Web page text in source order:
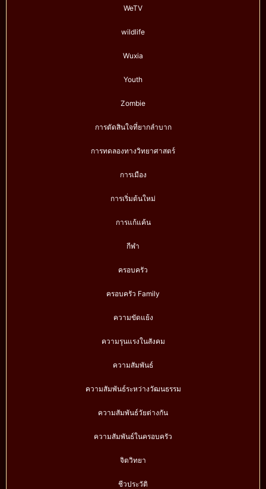
WeTV
wildlife
Wuxia
Youth
Zombie
การตัดสินใจที่ยากลำบาก
การทดลองทางวิทยาศาสตร์
การเมือง
การเริ่มต้นใหม่
การแก้แค้น
กีฬา
ครอบครัว
ครอบครัว Family
ความขัดแย้ง
ความรุนแรงในสังคม
ความสัมพันธ์
ความสัมพันธ์ระหว่างวัฒนธรรม
ความสัมพันธ์วัยต่างกัน
ความสัมพันธ์ในครอบครัว
จิตวิทยา
ชีวประวัติ